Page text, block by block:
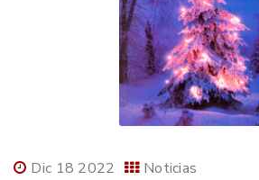
Dic 18 2022 Noticias